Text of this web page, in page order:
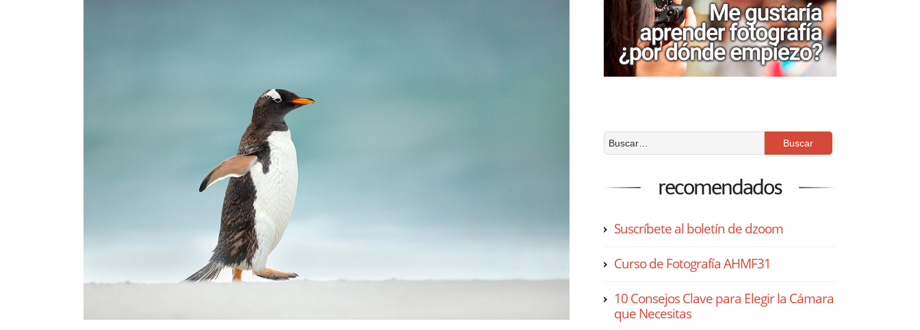
recomendados
Suscríbete al boletín de dzoom
Curso de Fotografía AHMF31
10 Consejos Clave para Elegir la Cámara
que Necesitas